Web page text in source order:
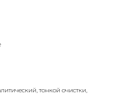
тонкой очистки,